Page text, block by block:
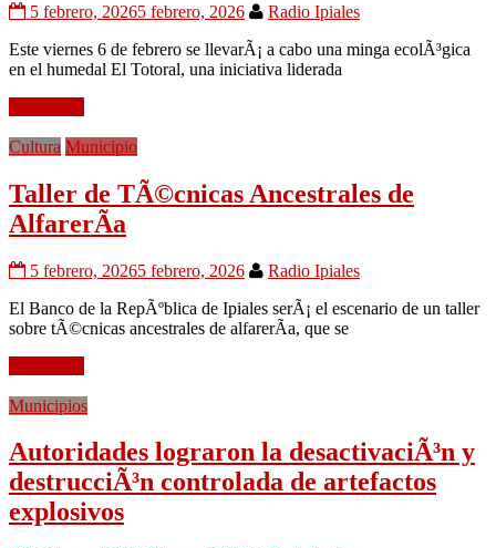
5 febrero, 20265 febrero, 2026
Radio Ipiales
Este viernes 6 de febrero se llevarÃ¡ a cabo una minga ecolÃ³gica
en el humedal El Totoral, una iniciativa liderada
Cultura Municipio
Taller de TÃ©cnicas Ancestrales de
AlfarerÃ­a
5 febrero, 20265 febrero, 2026
Radio Ipiales
El Banco de la RepÃºblica de Ipiales serÃ¡ el escenario de un taller
sobre tÃ©cnicas ancestrales de alfarerÃ­a, que se
Municipios
Autoridades lograron la desactivaciÃ³n y
destrucciÃ³n controlada de artefactos
explosivos